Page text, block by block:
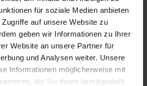
für soziale Medien anbieten
auf unsere Website zu
geben wir Informationen zu Ihrer
Website an unsere Partner für
und Analysen weiter. Unsere
Informationen möglicherweise mit
die Sie ihnen bereitgestellt
Management von
mit einem
Diligence Prozess